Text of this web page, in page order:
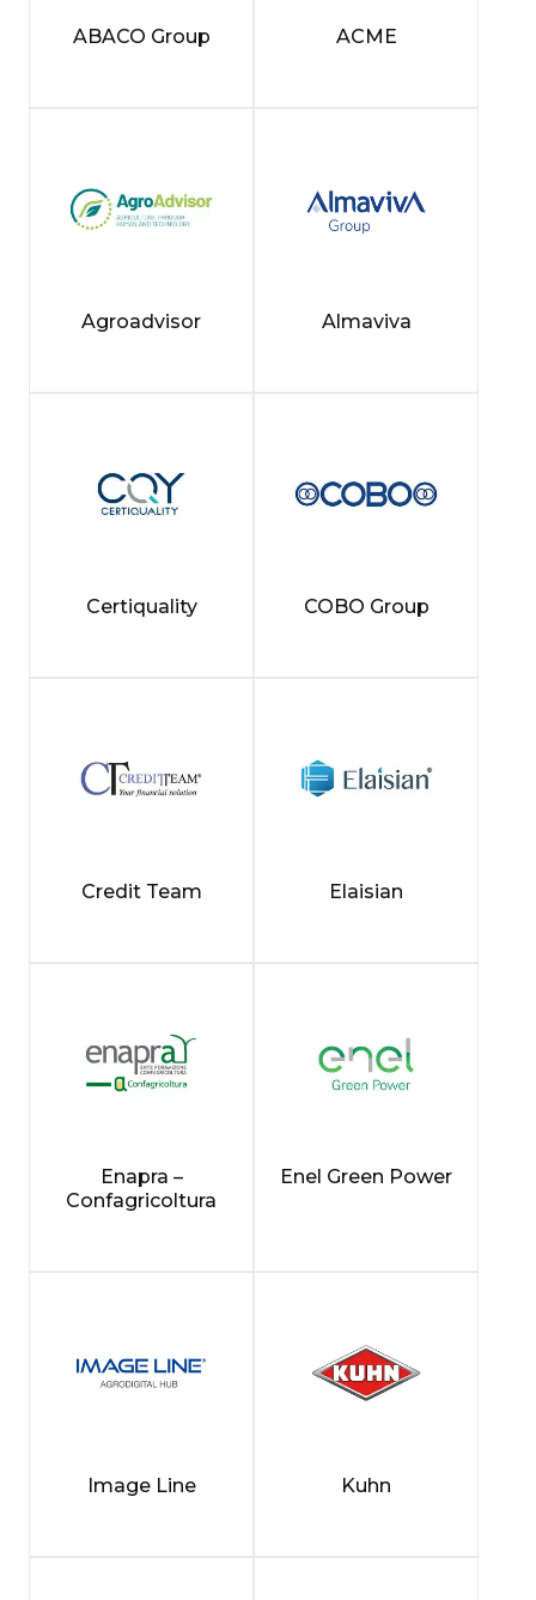
ABACO Group ACME
Agroadvisor Almaviva
Certiquality COBO Group
Credit Team Elaisian
Enapra –
Confagricoltura
Enel Green Power
Image Line Kuhn